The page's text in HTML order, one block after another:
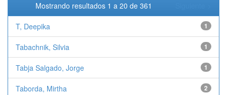
Mostrando resultados 1 a 20 de 361
T, Deepika 1
Tabachnik, Silvia 1
Tabja Salgado, Jorge 1
Taborda, Mirtha 2